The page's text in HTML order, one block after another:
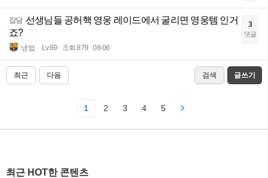
잡담 선생님들 공허핵 영웅 레이드에서 굴리면 영웅템 인거
죠?
냉법 Lv.69 조회 879 08-06
3
댓글
최근 다음 검색 글쓰기
1 2 3 4 5
최근 HOT한 콘텐츠